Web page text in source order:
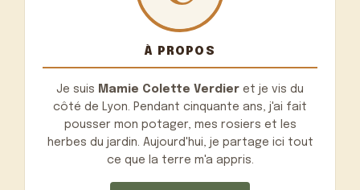
À PROPOS
Je suis Mamie Colette Verdier et je vis du
côté de Lyon. Pendant cinquante ans, j'ai fait
pousser mon potager, mes rosiers et les
herbes du jardin. Aujourd'hui, je partage ici tout
ce que la terre m'a appris.